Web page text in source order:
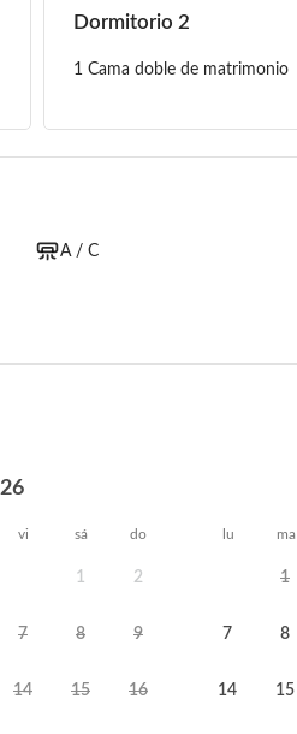
Dormitorio 2
1 Cama doble de matrimonio
A / C
vi sá do lu ma
1 2
7 8 9
14 15 16
1
7 8
14 15